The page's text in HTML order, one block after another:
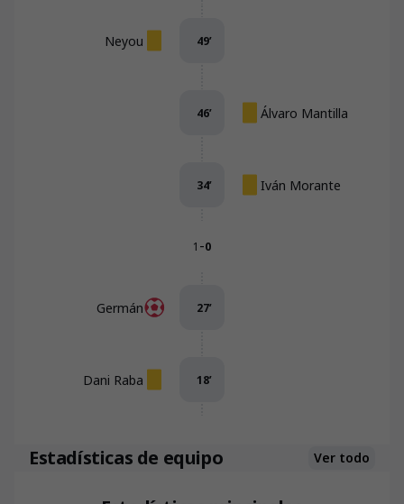
Neyou 49’
Álvaro Mantilla
46’
Iván Morante
34’
1 -0
Germán 27’
Dani Raba 18’
Estadísticas de equipo Ver todo